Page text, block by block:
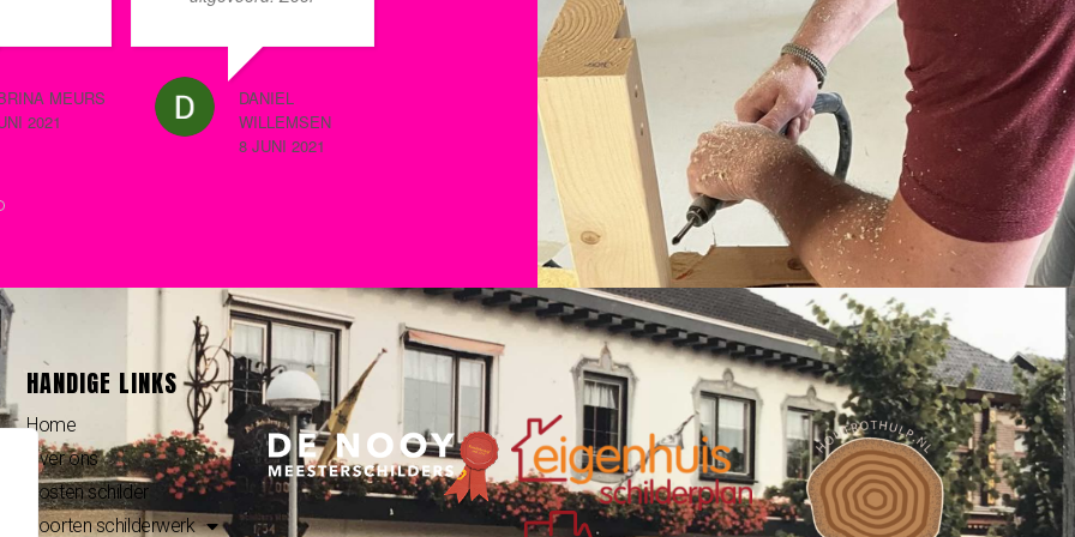
om dit
Voor
per
door de
en
en
zeer
MEURS
2021
communicatie
vooraf, goede
afspraken.
Schilderwerk is naar
tevredenheid
goed geklaard. Dik
tevreden!
DANIEL
WILLEMSEN
8 JUNI 2021
mannen klaar. Het
resultaat mag er
zijn…. ons huis is
prachtig geworden
en oogst veel
complimenten van
buurtgenoten en
passanten. Een
compliment voor
schilder Peter, zijn
compagnon Fidsum
en Eigenhuis
Schilderplan op de
achtergrond!
hebben met
betrekking tot de
kleurkeuze voor de
houten betimmering
van Michiel heeft
bijgedragen tot een
perfect
eindresultaat. Het
geheel ziet er nu tip
JOB WEESSIES
8 JUNI 2021
werd
gewerkt.
WILFRED M
8 JUNI 2022
HANDIGE LINKS
Home
Over ons
Kosten schilder
Soorten schilderwerk